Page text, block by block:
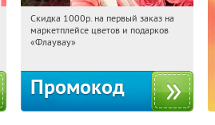
00:30:00 Получили:
Россия
Скидка 1000р. на первый заказ на
маркетплейсе цветов и подарков
«Флаувау»
Промокод